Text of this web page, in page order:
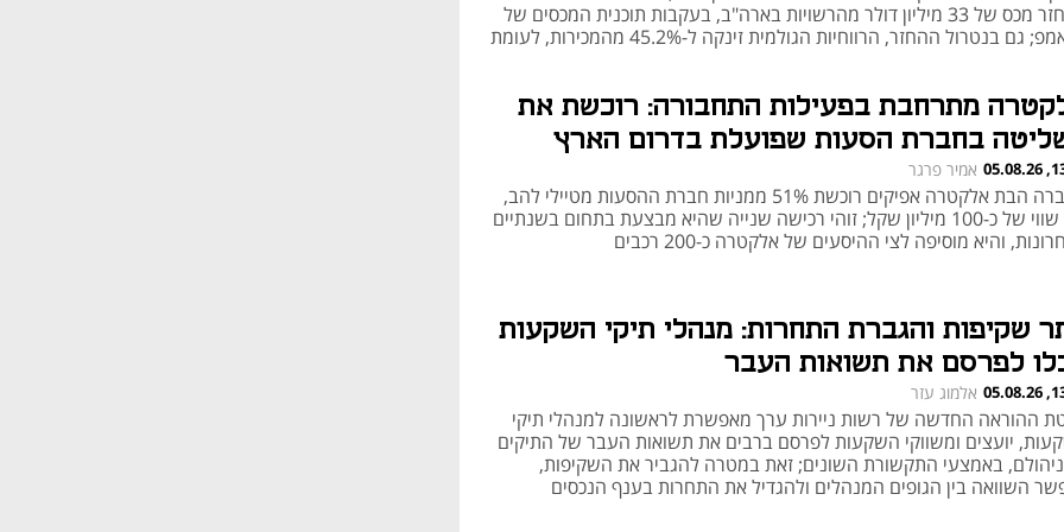
מהחזר מכס של 33 מיליון דולר מהרשויות בארה"ב, בעקבות תוכנית המכסים של
טראמפ; גם בנטרול ההחזר, הרווחיות הגולמית זינקה ל-45.2% מהמכירות, לעומת
מתרחבת בפעילות התחבורה: רוכשת את
בחברת הסעות שפועלת בדרום הארץ
אמיר פרגר
החברה הבת אלקטרה אפיקים רוכשת 51% ממניות חברת ההסעות מטיילי להב,
לפי שווי של כ-100 מיליון שקל; זוהי רכישה שנייה שהיא מבצעת בתחום בשנתיים
והיא מוסיפה לצי ההיסעים של אלקטרה כ-200 רכבים
שקיפות והגברת התחרות: מנהלי תיקי השקעות
לפרסם את תשואות העבר
אלמוג עזר
ההוראה החדשה של רשות ניירות ערך מאפשרת לראשונה למנהלי תיקי
יועצים ומשווקי השקעות לפרסם ברבים את תשואות העבר של התיקים
באמצעי התקשורת השונים; זאת במטרה להגביר את השקיפות,
השוואה בין הגופים המנהלים ולהגדיל את התחרות בענף הנכסים